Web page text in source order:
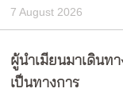
7 August 2026
ผู้นำเมียนมาเดินท
เป็นทางการ